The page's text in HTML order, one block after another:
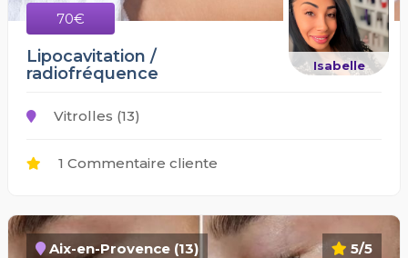
70€
Isabelle
Lipocavitation /
radiofréquence
Vitrolles (13)
1 Commentaire cliente
5/5
Aix-en-Provence (13)